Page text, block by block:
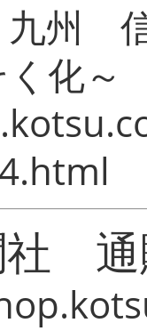
州 信
化～
社